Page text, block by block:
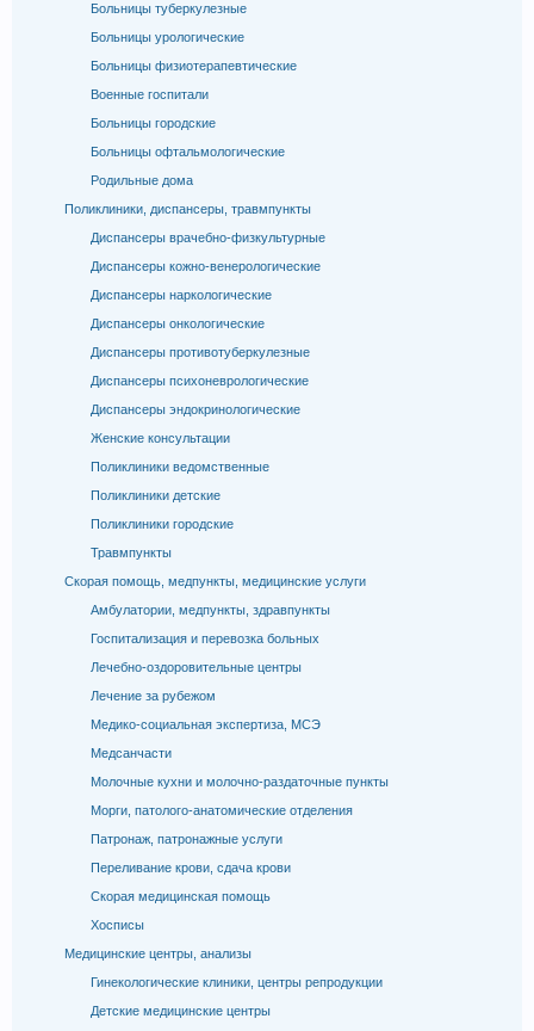
Больницы туберкулезные
Больницы урологические
Больницы физиотерапевтические
Военные госпитали
Больницы городские
Больницы офтальмологические
Родильные дома
Поликлиники, диспансеры, травмпункты
Диспансеры врачебно-физкультурные
Диспансеры кожно-венерологические
Диспансеры наркологические
Диспансеры онкологические
Диспансеры противотуберкулезные
Диспансеры психоневрологические
Диспансеры эндокринологические
Женские консультации
Поликлиники ведомственные
Поликлиники детские
Поликлиники городские
Травмпункты
Скорая помощь, медпункты, медицинские услуги
Амбулатории, медпункты, здравпункты
Госпитализация и перевозка больных
Лечебно-оздоровительные центры
Лечение за рубежом
Медико-социальная экспертиза, МСЭ
Медсанчасти
Молочные кухни и молочно-раздаточные пункты
Морги, патолого-анатомические отделения
Патронаж, патронажные услуги
Переливание крови, сдача крови
Скорая медицинская помощь
Хосписы
Медицинские центры, анализы
Гинекологические клиники, центры репродукции
Детские медицинские центры